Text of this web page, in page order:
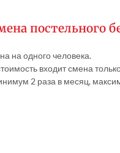
постельного
на одного человека.
входит смена
2 раза в месяц,